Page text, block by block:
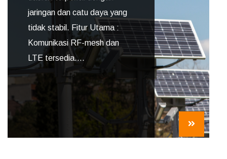
jaringan dan catu daya yang
tidak stabil. Fitur Utama :
Komunikasi RF-mesh dan
LTE tersedia....